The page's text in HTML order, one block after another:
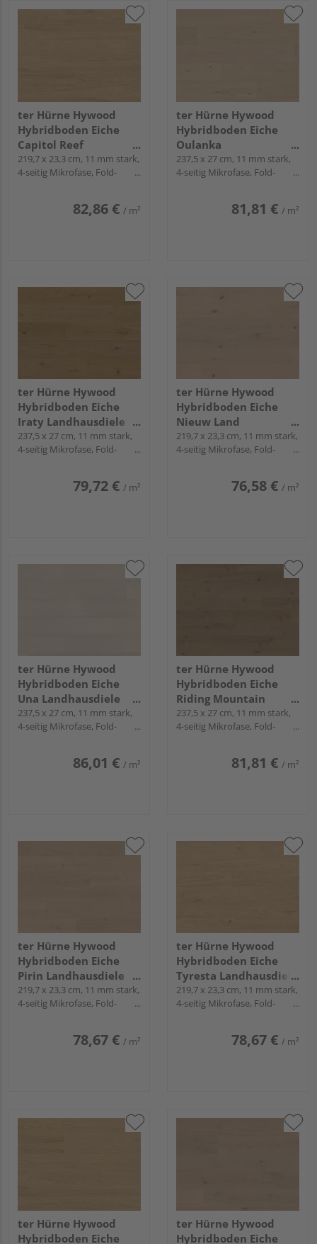
ter Hürne Hywood
Hybridboden Eiche
Capitol Reef
Landhausdiele lackiert
extramatt ruhig -
219,7 x 23,3 cm, 11 mm stark,
4-seitig Mikrofase, Fold-
82,86 € / m²
ter Hürne Hywood
Hybridboden Eiche
Oulanka
Landhausdiele lackiert
extramatt natürlich -
237,5 x 27 cm, 11 mm stark,
4-seitig Mikrofase, Fold-
81,81 € / m²
ter Hürne Hywood
Hybridboden Eiche
Iraty Landhausdiele
lackiert extramatt
lebhaft - Noblesse
237,5 x 27 cm, 11 mm stark,
4-seitig Mikrofase, Fold-
79,72 € / m²
ter Hürne Hywood
Hybridboden Eiche
Nieuw Land
Landhausdiele lackiert
extramatt natürlich -
219,7 x 23,3 cm, 11 mm stark,
4-seitig Mikrofase, Fold-
76,58 € / m²
ter Hürne Hywood
Hybridboden Eiche
Una Landhausdiele
lackiert extramatt
ruhig - Noblesse
237,5 x 27 cm, 11 mm stark,
4-seitig Mikrofase, Fold-
86,01 € / m²
ter Hürne Hywood
Hybridboden Eiche
Riding Mountain
Landhausdiele natur-
geölt extramatt
237,5 x 27 cm, 11 mm stark,
4-seitig Mikrofase, Fold-
81,81 € / m²
ter Hürne Hywood
Hybridboden Eiche
Pirin Landhausdiele
lackiert extramatt
natürlich - CLASSIC
219,7 x 23,3 cm, 11 mm stark,
4-seitig Mikrofase, Fold-
78,67 € / m²
ter Hürne Hywood
Hybridboden Eiche
Tyresta Landhausdiele
lackiert extramatt
natürlich - CLASSIC
219,7 x 23,3 cm, 11 mm stark,
4-seitig Mikrofase, Fold-
78,67 € / m²
ter Hürne Hywood
Hybridboden Eiche
ter Hürne Hywood
Hybridboden Eiche